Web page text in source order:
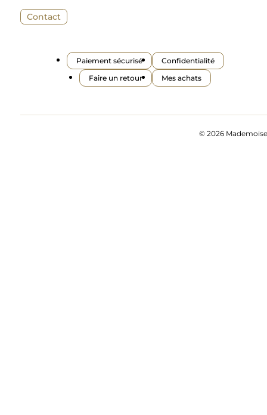
Contact
Paiement sécurisé
Confidentialité
Faire un retour
Mes achats
© 2026